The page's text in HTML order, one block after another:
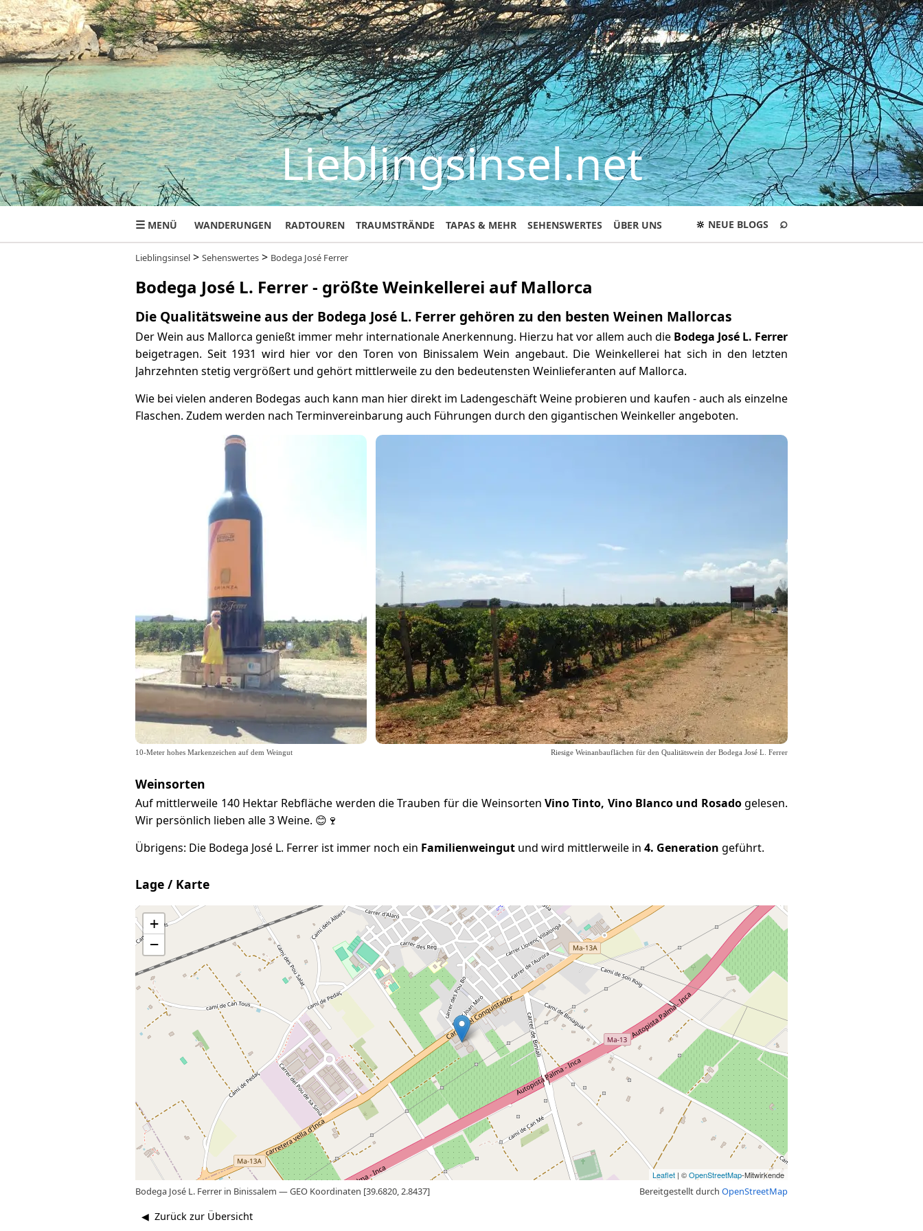
Lieblingsinsel.net
☰ MENÜ 🔆 NEUE BLOGS ⌕
WANDERUNGEN RADTOUREN TRAUMSTRÄNDE TAPAS & MEHR SEHENSWERTES ÜBER UNS
Lieblingsinsel > Sehenswertes > Bodega José Ferrer
Bodega José L. Ferrer - größte Weinkellerei auf Mallorca
Die Qualitätsweine aus der Bodega José L. Ferrer gehören zu den besten Weinen Mallorcas
Der Wein aus Mallorca genießt immer mehr internationale Anerkennung. Hierzu hat vor allem auch die Bodega José L. Ferrer
beigetragen. Seit 1931 wird hier vor den Toren von Binissalem Wein angebaut. Die Weinkellerei hat sich in den letzten
Jahrzehnten stetig vergrößert und gehört mittlerweile zu den bedeutensten Weinlieferanten auf Mallorca.
Wie bei vielen anderen Bodegas auch kann man hier direkt im Ladengeschäft Weine probieren und kaufen - auch als einzelne
Flaschen. Zudem werden nach Terminvereinbarung auch Führungen durch den gigantischen Weinkeller angeboten.
10-Meter hohes Markenzeichen auf dem Weingut Riesige Weinanbauflächen für den Qualitätswein der Bodega José L. Ferrer
Weinsorten
Auf mittlerweile 140 Hektar Rebfläche werden die Trauben für die Weinsorten Vino Tinto, Vino Blanco und Rosadogelesen.
Wir persönlich lieben alle 3 Weine. 😊🍷
Übrigens: Die Bodega José L. Ferrer ist immer noch ein Familienweingut und wird mittlerweile in 4. Generation geführt.
Lage / Karte
+
−
Leaflet | ©OpenStreetMap-Mitwirkende
Bereitgestellt durch OpenStreetMap
Bodega José L. Ferrer in Binissalem —GEO Koordinaten [39.6820, 2.8437]
◀ Zurück zur Übersicht